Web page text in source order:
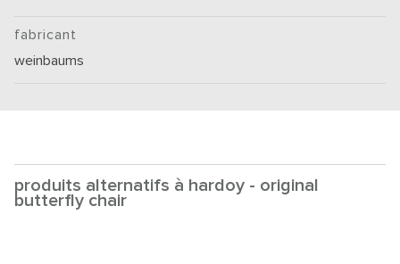
fabricant
weinbaums
produits alternatifs à hardoy - original
butterfly chair